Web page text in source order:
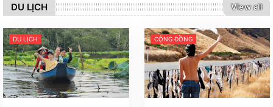
DU LỊCH View all
DU LỊCH CỘNG ĐỒNG